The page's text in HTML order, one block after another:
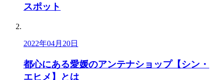
スポット
2022年04月20日
都心にある愛媛のアンテナショップ【シン・
エヒメ】とは